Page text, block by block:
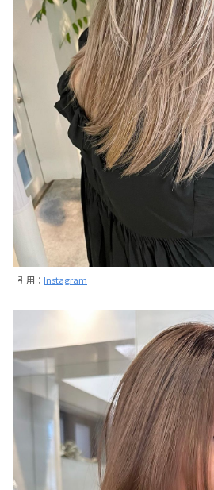
引用： Instagram